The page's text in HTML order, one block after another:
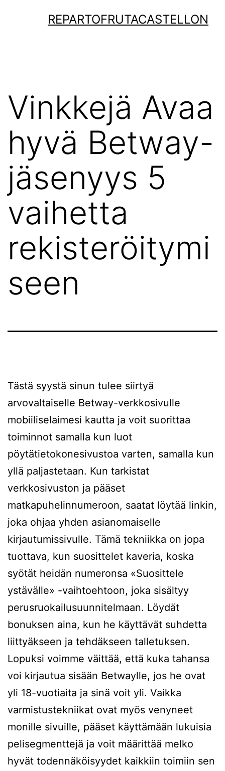
REPARTOFRUTACASTELLON
Vinkkejä Avaa
hyvä Betway-
jäsenyys 5
vaihetta
rekisteröitymi
seen
Tästä syystä sinun tulee siirtyä
arvovaltaiselle Betway-verkkosivulle
mobiiliselaimesi kautta ja voit suorittaa
toiminnot samalla kun luot
pöytätietokonesivustoa varten, samalla kun
yllä paljastetaan. Kun tarkistat
verkkosivuston ja pääset
matkapuhelinnumeroon, saatat löytää linkin,
joka ohjaa yhden asianomaiselle
kirjautumissivulle. Tämä tekniikka on jopa
tuottava, kun suosittelet kaveria, koska
syötät heidän numeronsa «Suosittele
ystävälle» -vaihtoehtoon, joka sisältyy
perusruokailusuunnitelmaan. Löydät
bonuksen aina, kun he käyttävät suhdetta
liittyäkseen ja tehdäkseen talletuksen.
Lopuksi voimme väittää, että kuka tahansa
voi kirjautua sisään Betwaylle, jos he ovat
yli 18-vuotiaita ja sinä voit yli. Vaikka
varmistustekniikat ovat myös venyneet
monille sivuille, pääset käyttämään lukuisia
pelisegmenttejä ja voit määrittää melko
hyvät todennäköisyydet kaikkiin toimiin sen